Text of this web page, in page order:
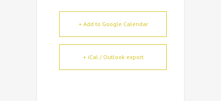
+ Add to Google Calendar
+ iCal / Outlook export